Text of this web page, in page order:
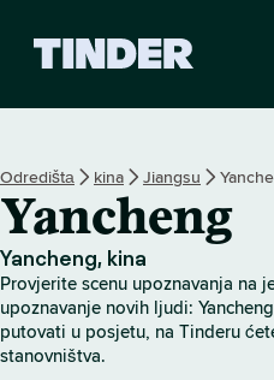
r
o
e
Odredištа kina Jiangsu
Yancheng
Yancheng, kina
Provjerite scenu upoznavanja na
upoznavanje novih ljudi:
putovati u posjetu, na Tinderu
stanovništva.